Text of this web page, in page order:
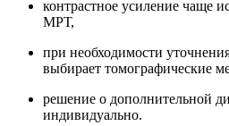
контрастное усиление чаще
МРТ,
при необходимости
выбирает томографические
решение о дополнительной
индивидуально.